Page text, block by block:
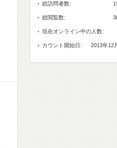
総訪問者数:
総閲覧数:
現在オンライン中の人数:
2013年12
カウント開始日: